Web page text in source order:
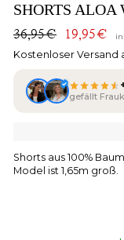
SHORTS ALOA
Normaler
Preis
36,95€
Sonderpreis
19,95€
Kostenloser Versand
gefällt
Shorts aus 100%
Model ist 1,65m groß.